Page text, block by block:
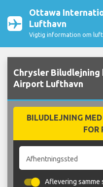
Ottawa
Lufthavn
Vigtig information om
Chrysler
Airport Lufthavn
BILUDLEJNING
FOR
Afhentningssted
Aflevering samme